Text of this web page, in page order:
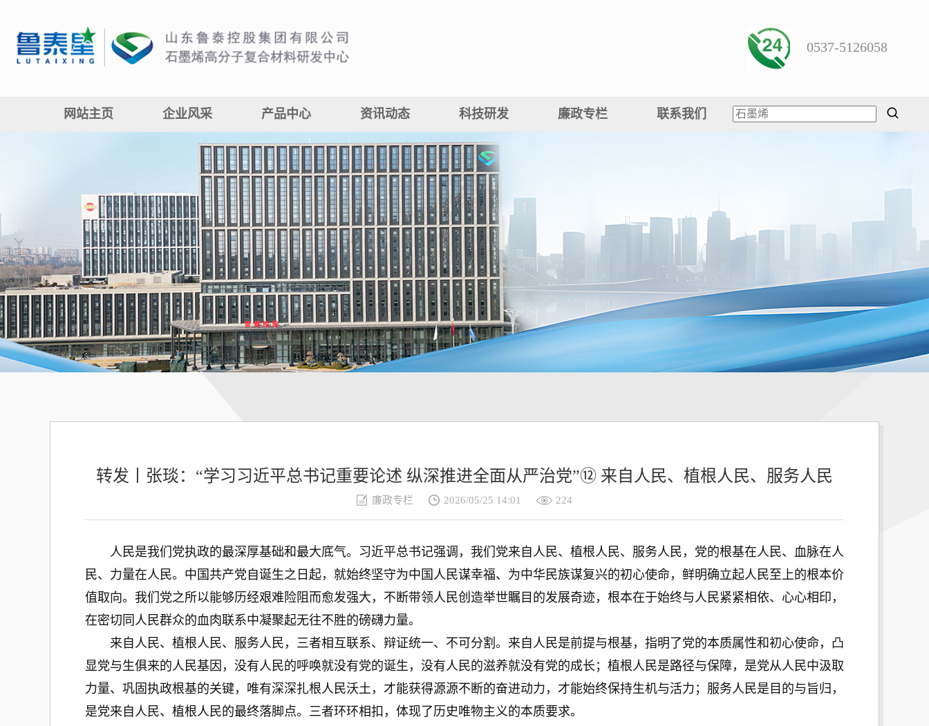
0537-5126058
网站主页 企业风采 产品中心 资讯动态 科技研发 廉政专栏 联系我们
转发丨张琰：“学习习近平总书记重要论述 纵深推进全面从严治党”⑫ 来自人民、植根人民、服务人民
廉政专栏 2026/05/25 14:01 224
人民是我们党执政的最深厚基础和最大底气。习近平总书记强调，我们党来自人民、植根人民、服务人民，党的根基在人民、血脉在人
民、力量在人民。中国共产党自诞生之日起，就始终坚守为中国人民谋幸福、为中华民族谋复兴的初心使命，鲜明确立起人民至上的根本价
值取向。我们党之所以能够历经艰难险阻而愈发强大，不断带领人民创造举世瞩目的发展奇迹，根本在于始终与人民紧紧相依、心心相印，
在密切同人民群众的血肉联系中凝聚起无往不胜的磅礴力量。
来自人民、植根人民、服务人民，三者相互联系、辩证统一、不可分割。来自人民是前提与根基，指明了党的本质属性和初心使命，凸
显党与生俱来的人民基因，没有人民的呼唤就没有党的诞生，没有人民的滋养就没有党的成长；植根人民是路径与保障，是党从人民中汲取
力量、巩固执政根基的关键，唯有深深扎根人民沃土，才能获得源源不断的奋进动力，才能始终保持生机与活力；服务人民是目的与旨归，
是党来自人民、植根人民的最终落脚点。三者环环相扣，体现了历史唯物主义的本质要求。